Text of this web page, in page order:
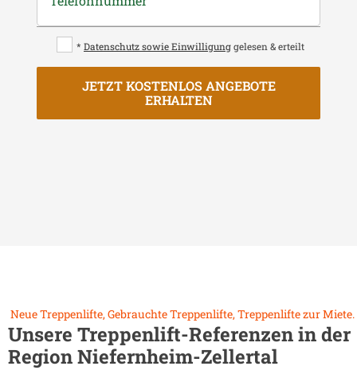
* Datenschutz sowie Einwilligung gelesen & erteilt
JETZT KOSTENLOS ANGEBOTE
ERHALTEN
Neue Treppenlifte, Gebrauchte Treppenlifte, Treppenlifte zur Miete.
Unsere Treppenlift-Referenzen in der
RegionNiefernheim-Zellertal